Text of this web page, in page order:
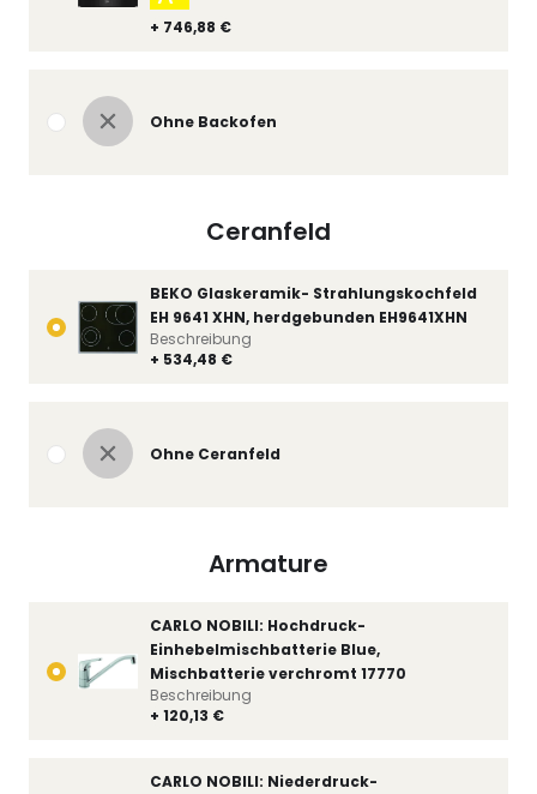
+ 746,88 €
Ohne Backofen
Ceranfeld
BEKO Glaskeramik- Strahlungskochfeld
EH 9641 XHN, herdgebunden EH9641XHN
+ 534,48 €
Beschreibung
Ohne Ceranfeld
Armature
CARLO NOBILI: Hochdruck-
Einhebelmischbatterie Blue,
Mischbatterie verchromt 17770
+ 120,13 €
Beschreibung
CARLO NOBILI: Niederdruck-